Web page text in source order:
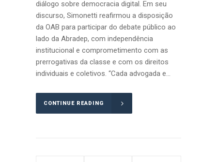
diálogo sobre democracia digital. Em seu
discurso, Simonetti reafirmou a disposição
da OAB para participar do debate público ao
lado da Abradep, com independência
institucional e comprometimento com as
prerrogativas da classe e com os direitos
individuais e coletivos. “Cada advogada e...
CONTINUE READING